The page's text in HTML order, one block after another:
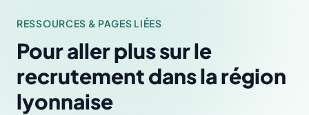
RESSOURCES & PAGES LIÉES
Pour aller plus sur le
recrutement dans la région
lyonnaise